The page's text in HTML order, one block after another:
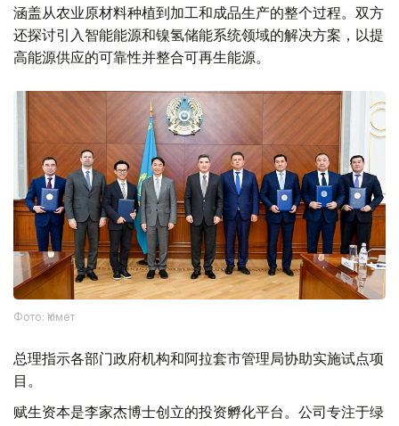
涵盖从农业原材料种植到加工和成品生产的整个过程。双方
还探讨引入智能能源和镍氢储能系统领域的解决方案，以提
高能源供应的可靠性并整合可再生能源。
Фото: Үкімет
总理指示各部门政府机构和阿拉套市管理局协助实施试点项
目。
赋生资本是李家杰博士创立的投资孵化平台。公司专注于绿